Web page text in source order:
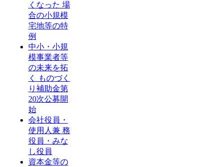
くなった 場
合の小規模
宅地等の特
例
中小・小規
模事業者等
の未来を拓
く ものづく
り補助金第
20次公募開
始
会社役員・
使用人兼 務
役員・みな
し役員
資本金等の